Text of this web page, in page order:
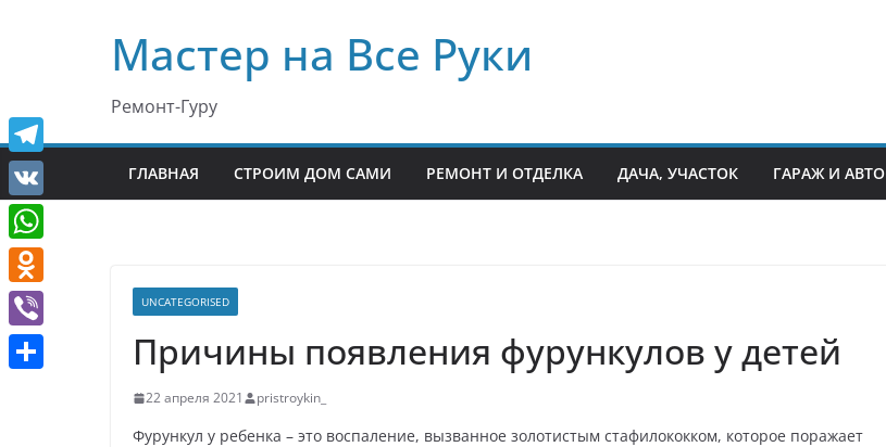
содержимомуМастер на Все Руки
Ремонт-Гуру
ГЛАВНАЯ СТРОИМ ДОМ САМИ РЕМОНТ И ОТДЕЛКА ДАЧА, УЧАСТОК ГАРАЖ И АВТО
UNCATEGORISED
Причины появления фурункулов у детей
22 апреля 2021 pristroykin_
Фурункул у ребенка – это воспаление, вызванное золотистым стафилококком, которое поражает
T
e
l
e
g
r
V
K
W
h
a
t
O
d
n
V